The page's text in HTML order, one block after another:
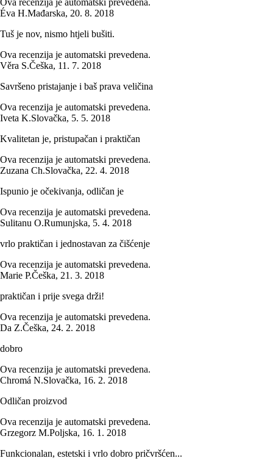
Ova recenzija je automatski prevedena.
Éva H.Mađarska, 20. 8. 2018
Tuš je nov, nismo htjeli bušiti.
Ova recenzija je automatski prevedena.
Věra S.Češka, 11. 7. 2018
Savršeno pristajanje i baš prava veličina
Ova recenzija je automatski prevedena.
Iveta K.Slovačka, 5. 5. 2018
Kvalitetan je, pristupačan i praktičan
Ova recenzija je automatski prevedena.
Zuzana Ch.Slovačka, 22. 4. 2018
Ispunio je očekivanja, odličan je
Ova recenzija je automatski prevedena.
Sulitanu O.Rumunjska, 5. 4. 2018
vrlo praktičan i jednostavan za čišćenje
Ova recenzija je automatski prevedena.
Marie P.Češka, 21. 3. 2018
praktičan i prije svega drži!
Ova recenzija je automatski prevedena.
Da Z.Češka, 24. 2. 2018
dobro
Ova recenzija je automatski prevedena.
Chromá N.Slovačka, 16. 2. 2018
Odličan proizvod
Ova recenzija je automatski prevedena.
Grzegorz M.Poljska, 16. 1. 2018
Funkcionalan, estetski i vrlo dobro pričvršćen...